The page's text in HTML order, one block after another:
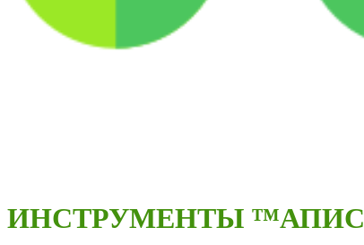
ИНСТРУМЕНТЫ ™АПИС